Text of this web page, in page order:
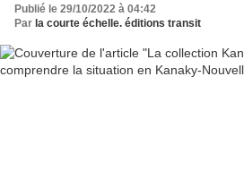
Publié le 29/10/2022 à 04:42
Par la courte échelle. éditions transit